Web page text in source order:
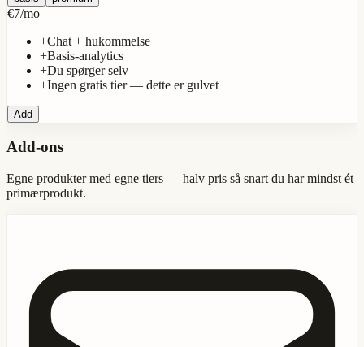
€7/mo
+Chat + hukommelse
+Basis-analytics
+Du spørger selv
+Ingen gratis tier — dette er gulvet
Add
Add-ons
Egne produkter med egne tiers — halv pris så snart du har mindst ét
primærprodukt.